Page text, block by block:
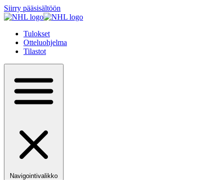
Siirry pääsisältöön
Tulokset
Otteluohjelma
Tilastot
Navigointivalikko